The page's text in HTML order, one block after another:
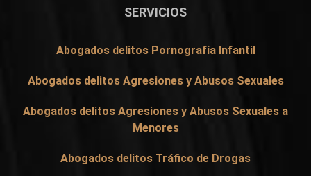
SERVICIOS
Abogados delitos Pornografía Infantil
Abogados delitos Agresiones y Abusos Sexuales
Abogados delitos Agresiones y Abusos Sexuales a
Menores
Abogados delitos Tráfico de Drogas